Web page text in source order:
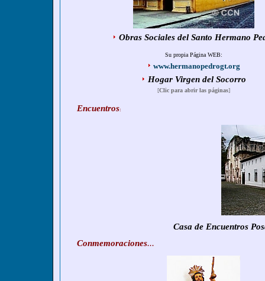
Obras Sociales del Santo Hermano
Su propia Página WEB:
www.hermanopedrogt.org
Hogar Virgen del Socorro
[Clic para abrir las páginas]
Encuentros:
Casa de Encuentros
Conmemoraciones...